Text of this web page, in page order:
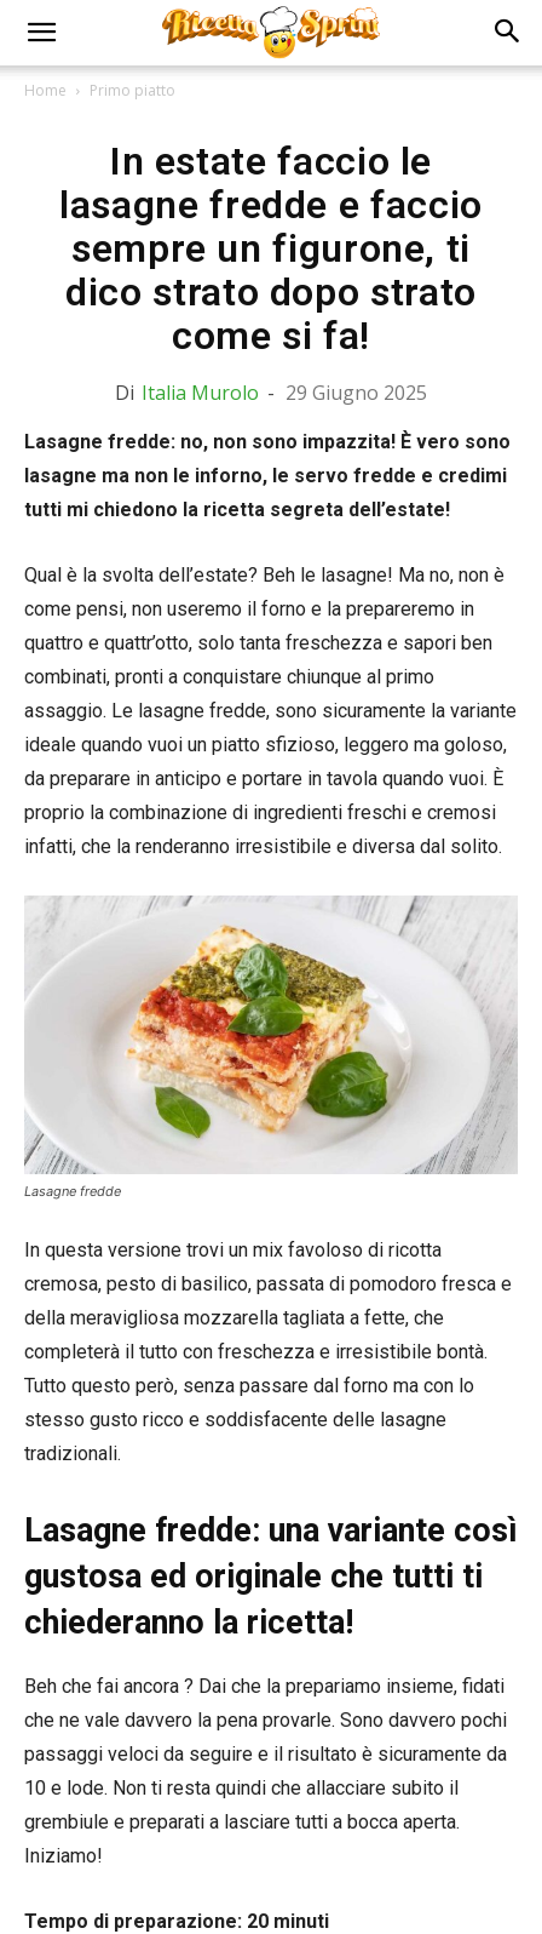
Home Primo piatto
In estate faccio le
lasagne fredde e faccio
sempre un figurone, ti
dico strato dopo strato
come si fa!
Di Italia Murolo - 29 Giugno 2025
Lasagne fredde: no, non sono impazzita! È vero sono
lasagne ma non le inforno, le servo fredde e credimi
tutti mi chiedono la ricetta segreta dell’estate!
Qual è la svolta dell’estate? Beh le lasagne! Ma no, non è
come pensi, non useremo il forno e la prepareremo in
quattro e quattr’otto, solo tanta freschezza e sapori ben
combinati, pronti a conquistare chiunque al primo
assaggio. Le lasagne fredde, sono sicuramente la variante
ideale quando vuoi un piatto sfizioso, leggero ma goloso,
da preparare in anticipo e portare in tavola quando vuoi. È
proprio la combinazione di ingredienti freschi e cremosi
infatti, che la renderanno irresistibile e diversa dal solito.
Lasagne fredde
In questa versione trovi un mix favoloso di ricotta
cremosa, pesto di basilico, passata di pomodoro fresca e
della meravigliosa mozzarella tagliata a fette, che
completerà il tutto con freschezza e irresistibile bontà.
Tutto questo però, senza passare dal forno ma con lo
stesso gusto ricco e soddisfacente delle lasagne
tradizionali.
Lasagne fredde: una variante così
gustosa ed originale che tutti ti
chiederanno la ricetta!
Beh che fai ancora ? Dai che la prepariamo insieme, fidati
che ne vale davvero la pena provarle. Sono davvero pochi
passaggi veloci da seguire e il risultato è sicuramente da
10 e lode. Non ti resta quindi che allacciare subito il
grembiule e preparati a lasciare tutti a bocca aperta.
Iniziamo!
Tempo di preparazione: 20 minuti